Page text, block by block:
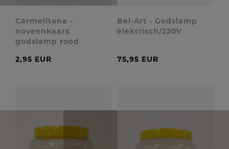
Carmelitana -
noveenkaars
godslamp rood
2,95 EUR
Bel-Art - Godslamp
elektrisch/220V
75,95 EUR